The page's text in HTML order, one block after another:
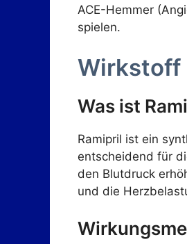
ACE-Hemmer
spielen.
Wirkstoff
Was ist
Ramipril ist ein
entscheidend für
den Blutdruck
und die